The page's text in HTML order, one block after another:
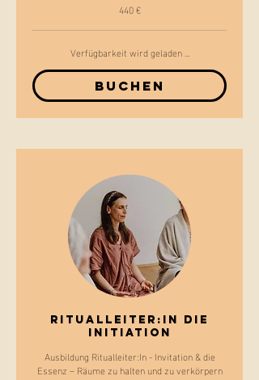
440 €
Verfügbarkeit wird geladen ...
Buchen
Ritualleiter:In Die
INITIATION
Ausbildung Ritualleiter:In - Invitation & die
Essenz – Räume zu halten und zu verkörpern